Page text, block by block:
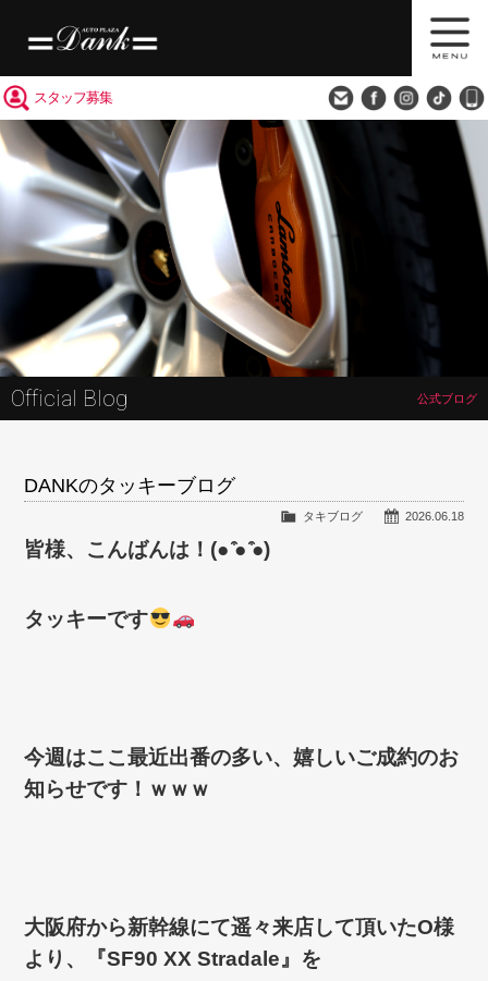
スタッフ募集
Official Blog 公式ブログ
DANKのタッキーブログ
2026.06.18
タキブログ
皆様、こんばんは！(● ̍̑● ̍̑●)
タッキーです
今週はここ最近出番の多い、嬉しいご成約のお
知らせです！ｗｗｗ
大阪府から新幹線にて遥々来店して頂いたO様
より、『SF90 XX Stradale』を